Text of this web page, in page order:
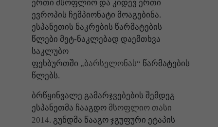
ერთი მსოფლიო და კიდევ ერთი
ევროპის ჩემპიონატი მოაგებინა.
ესპანეთის ნაკრების წარმატების
წლები მეტ-ნაკლებად დაემთხვა
საკლუბო
ფეხბურთში „ბარსელონას“ წარმატების
წლებს.
ბრწყინვალე გამარჯვებების შემდეგ
ესპანეთმა ჩააგდო მსოფლიო თასი
2014. გუნდმა წააგო ჯგუფური ეტაპის